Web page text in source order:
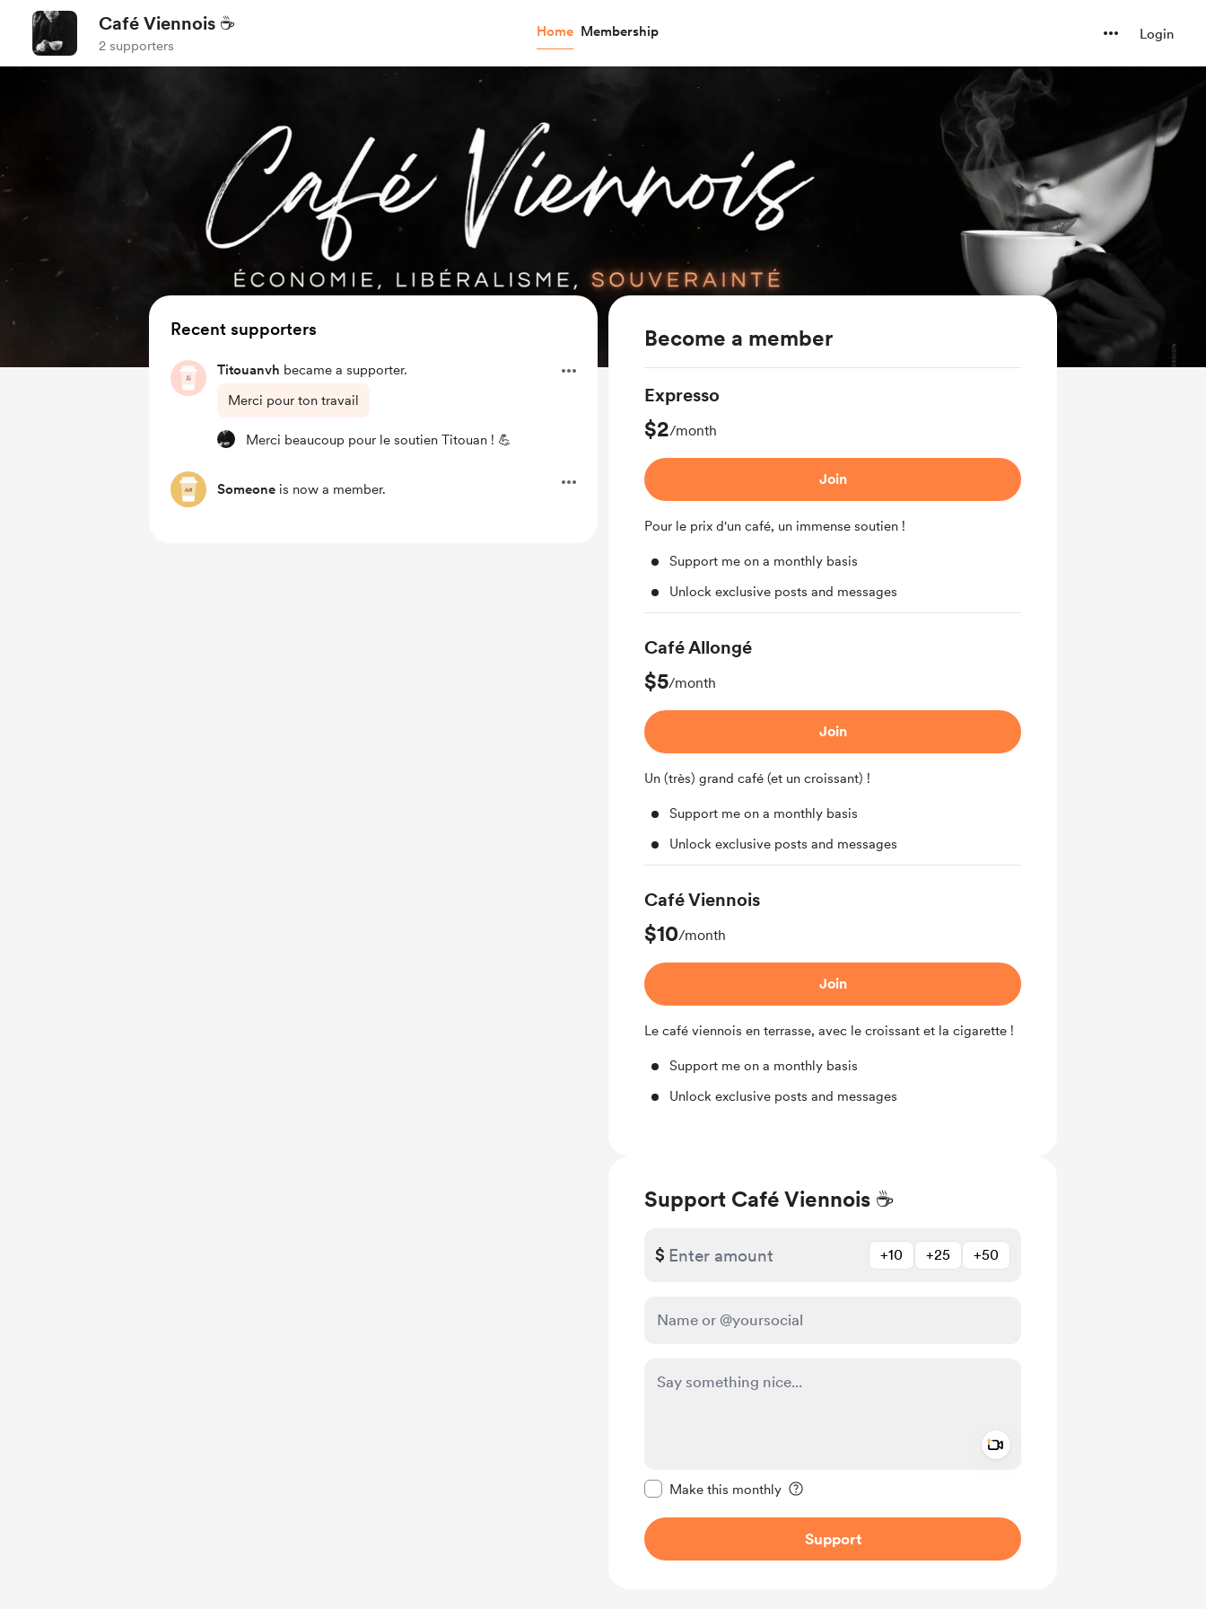
Café Viennois ☕
2 supporters
Home Membership Login
Become a member
Expresso
$2/month
Join
Pour le prix d'un café, un immense soutien !
Support me on a monthly basis
Unlock exclusive posts and messages
Café Allongé
$5/month
Join
Un (très) grand café (et un croissant) !
Support me on a monthly basis
Unlock exclusive posts and messages
Café Viennois
$10/month
Join
Le café viennois en terrasse, avec le croissant et la cigarette !
Support me on a monthly basis
Unlock exclusive posts and messages
Support Café Viennois ☕
$ +10 +25 +50
Make this monthly
Support
Recent supporters
Titouanvh became a supporter.
Merci pour ton travail
Merci beaucoup pour le soutien Titouan ! 💪
Someone is now a member.